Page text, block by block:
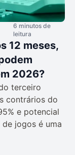
6 minutos de
leitura
12 meses,
2026?
terceiro
contrários do
e potencial
de jogos é uma